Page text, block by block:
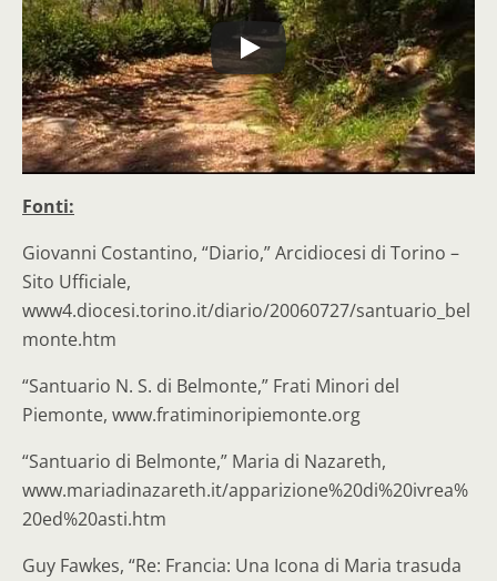
Fonti:
Giovanni Costantino, “Diario,” Arcidiocesi di Torino –
Sito Ufficiale,
www4.diocesi.torino.it/diario/20060727/santuario_bel
monte.htm
“Santuario N. S. di Belmonte,” Frati Minori del
Piemonte, www.fratiminoripiemonte.org
“Santuario di Belmonte,” Maria di Nazareth,
www.mariadinazareth.it/apparizione%20di%20ivrea%
20ed%20asti.htm
Guy Fawkes, “Re: Francia: Una Icona di Maria trasuda